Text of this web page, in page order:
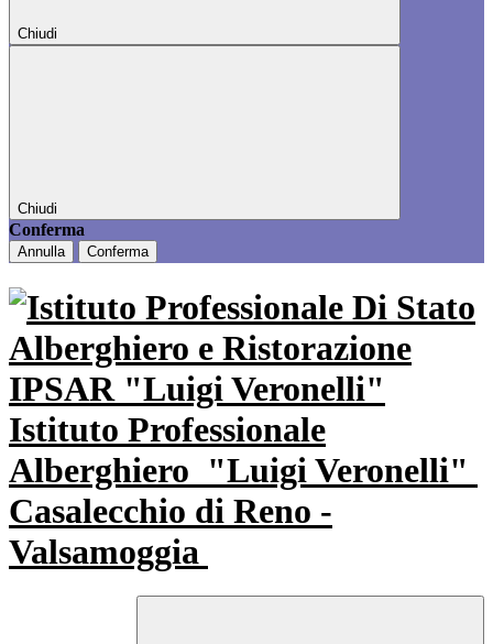
Chiudi
Chiudi
Conferma
Annulla Conferma
Istituto Professionale
Alberghiero "Luigi Veronelli"
Casalecchio di Reno -
Valsamoggia